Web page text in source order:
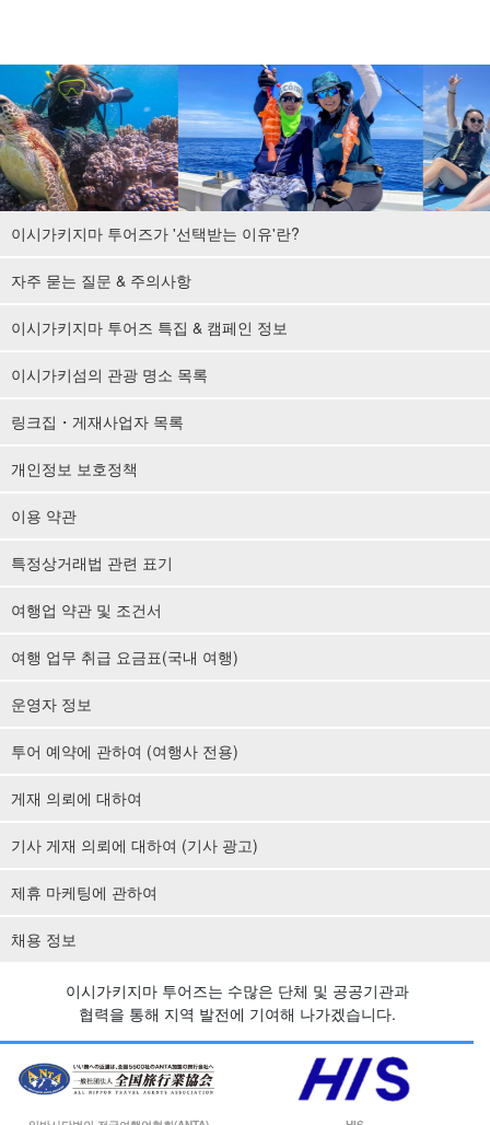
이시가키지마 투어즈가 '선택받는 이유'란?
자주 묻는 질문 & 주의사항
이시가키지마 투어즈 특집 & 캠페인 정보
이시가키섬의 관광 명소 목록
링크집・게재사업자 목록
개인정보 보호정책
이용 약관
특정상거래법 관련 표기
여행업 약관 및 조건서
여행 업무 취급 요금표(국내 여행)
운영자 정보
투어 예약에 관하여 (여행사 전용)
게재 의뢰에 대하여
기사 게재 의뢰에 대하여 (기사 광고)
제휴 마케팅에 관하여
채용 정보
이시가키지마 투어즈는 수많은 단체 및 공공기관과
협력을 통해 지역 발전에 기여해 나가겠습니다.